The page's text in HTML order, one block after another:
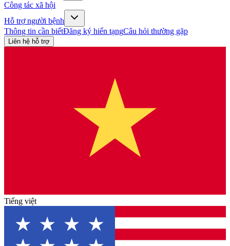
Công tác xã hội
Hỗ trợ người bệnh
Thông tin cần biếtĐăng ký hiến tạngCâu hỏi thường gặp
Liên hệ hỗ trợ
Tiếng việt